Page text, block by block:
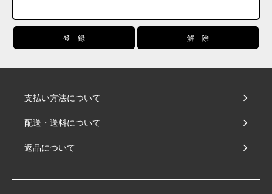
支払い方法について
配送・送料について
返品について